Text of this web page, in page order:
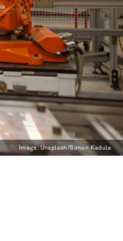
Image:Unsplash/Simon Kadula